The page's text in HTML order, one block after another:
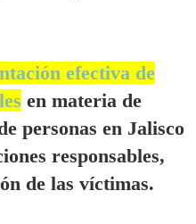
efectiva de
en materia de
personas en Jalisco
responsables,
de las víctimas.